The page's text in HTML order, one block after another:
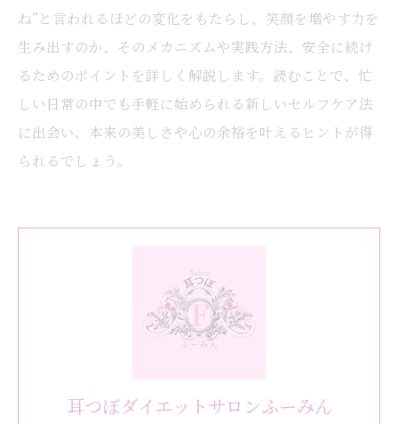
ね”と言われるほどの変化をもたらし、笑顔を増やす力を
生み出すのか、そのメカニズムや実践方法、安全に続け
るためのポイントを詳しく解説します。読むことで、忙
しい日常の中でも手軽に始められる新しいセルフケア法
に出会い、本来の美しさや心の余裕を叶えるヒントが得
られるでしょう。
耳つぼダイエットサロンふーみん